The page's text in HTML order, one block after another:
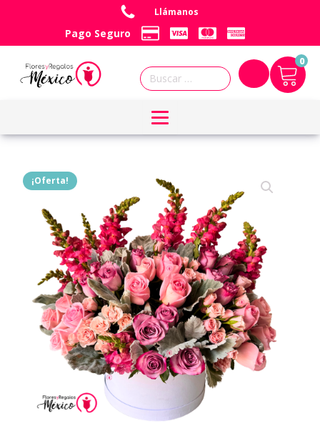
Llámanos
Pago Seguro
Buscar: 0
¡Oferta!